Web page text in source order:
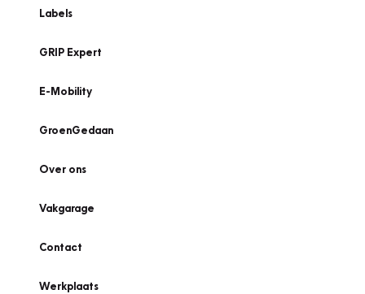
Labels
GRIP Expert
E-Mobility
GroenGedaan
Over ons
Vakgarage
Contact
Werkplaats